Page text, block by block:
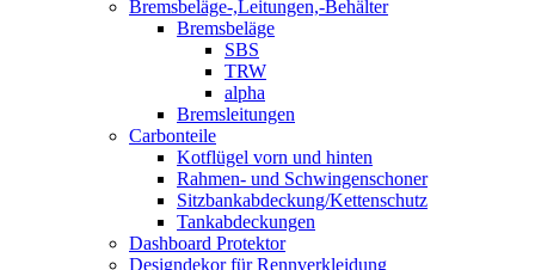
Bremsbeläge-,Leitungen,-Behälter
Bremsbeläge
SBS
TRW
alpha
Bremsleitungen
Carbonteile
Kotflügel vorn und hinten
Rahmen- und Schwingenschoner
Sitzbankabdeckung/Kettenschutz
Tankabdeckungen
Dashboard Protektor
Designdekor für Rennverkleidung